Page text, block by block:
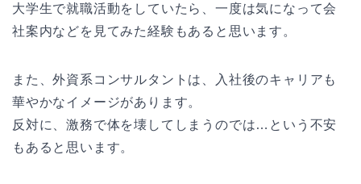
大学生で就職活動をしていたら、一度は気になって会
社案内などを見てみた経験もあると思います。
また、外資系コンサルタントは、入社後のキャリアも
華やかなイメージがあります。
反対に、激務で体を壊してしまうのでは…という不安
もあると思います。